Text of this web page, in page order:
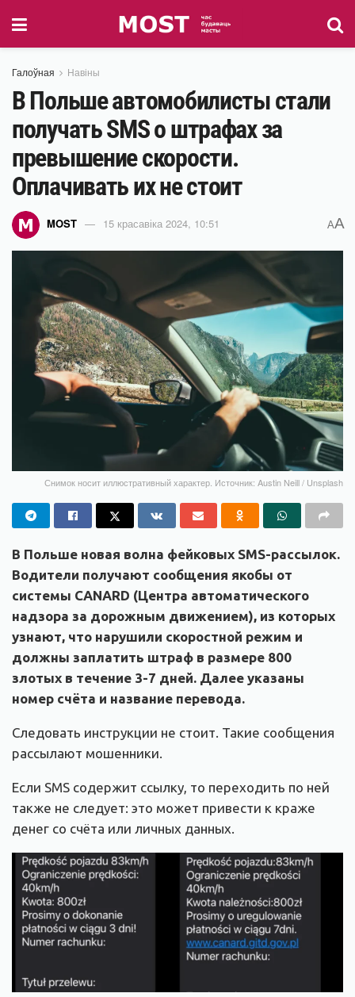
Галоўная Навіны
В Польше автомобилисты стали
получать SMS о штрафах за
превышение скорости.
Оплачивать их не стоит
MOST 15 красавіка 2024, 10:51 AA
Снимок носит иллюстративный характер. Источник: Austin Neill / Unsplash
В Польше новая волна фейковых SMS-рассылок.
Водители получают сообщения якобы от
системы CANARD (Центра автоматического
надзора за дорожным движением), из которых
узнают, что нарушили скоростной режим и
должны заплатить штраф в размере 800
злотых в течение 3-7 дней. Далее указаны
номер счёта и название перевода.
Следовать инструкции не стоит. Такие сообщения
рассылают мошенники.
Если SMS содержит ссылку, то переходить по ней
также не следует: это может привести к краже
денег со счёта или личных данных.